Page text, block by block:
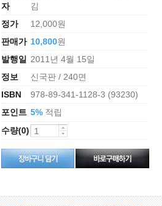
자
김
정가
12,000원
판매가 10,800원
발행일
2011년 4월 15일
정보
신국판 / 240면
ISBN
978-89-341-1128-3 (93230)
포인트 5%적립
수량(0)